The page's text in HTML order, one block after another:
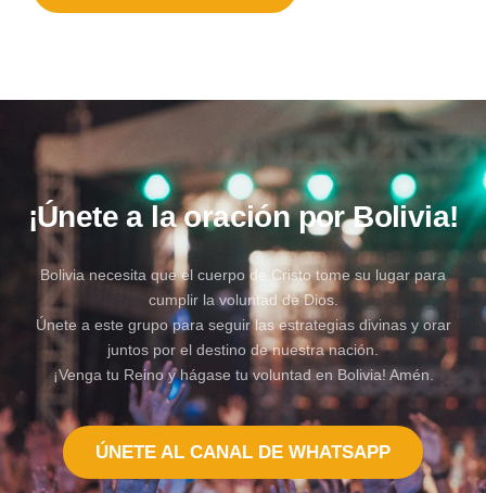
¡Únete a la oración por Bolivia!
Bolivia necesita que el cuerpo de Cristo tome su lugar para
cumplir la voluntad de Dios.
Únete a este grupo para seguir las estrategias divinas y orar
juntos por el destino de nuestra nación.
¡Venga tu Reino y hágase tu voluntad en Bolivia! Amén.
ÚNETE AL CANAL DE WHATSAPP